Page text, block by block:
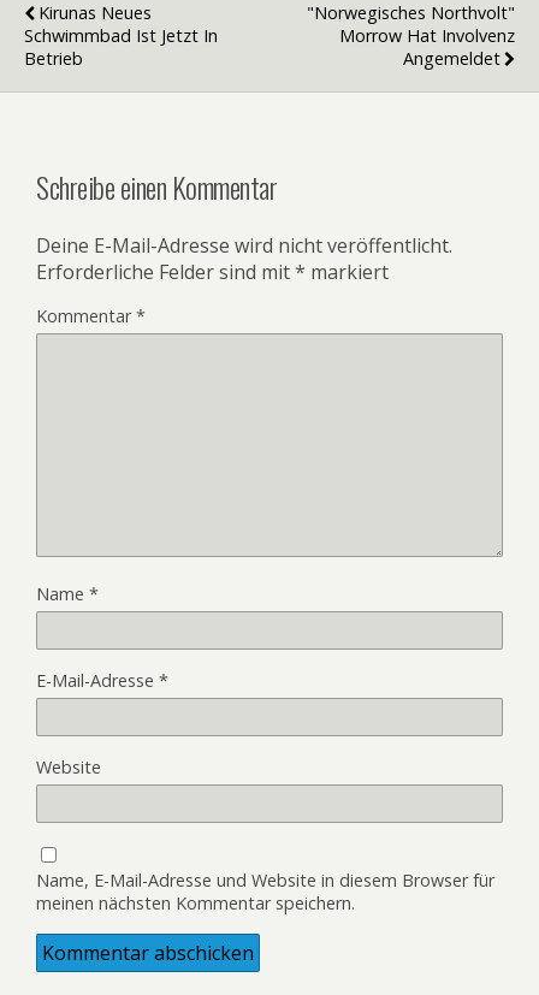
Kirunas Neues
Schwimmbad Ist Jetzt In
Betrieb
"Norwegisches Northvolt"
Morrow Hat Involvenz
Angemeldet
Schreibe einen Kommentar
Deine E-Mail-Adresse wird nicht veröffentlicht.
Erforderliche Felder sind mit* markiert
Kommentar*
Name *
E-Mail-Adresse *
Website
Name, E-Mail-Adresse und Website in diesem Browser für
meinen nächsten Kommentar speichern.